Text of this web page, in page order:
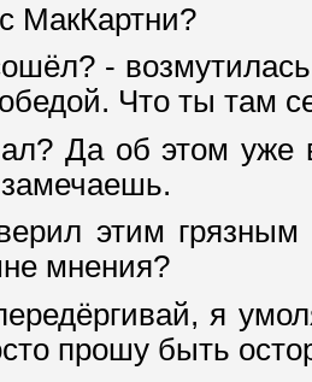
МакКартни?
- возмутилась
Что ты там
Да об этом уже
этим грязным
мнения?
я
прошу быть